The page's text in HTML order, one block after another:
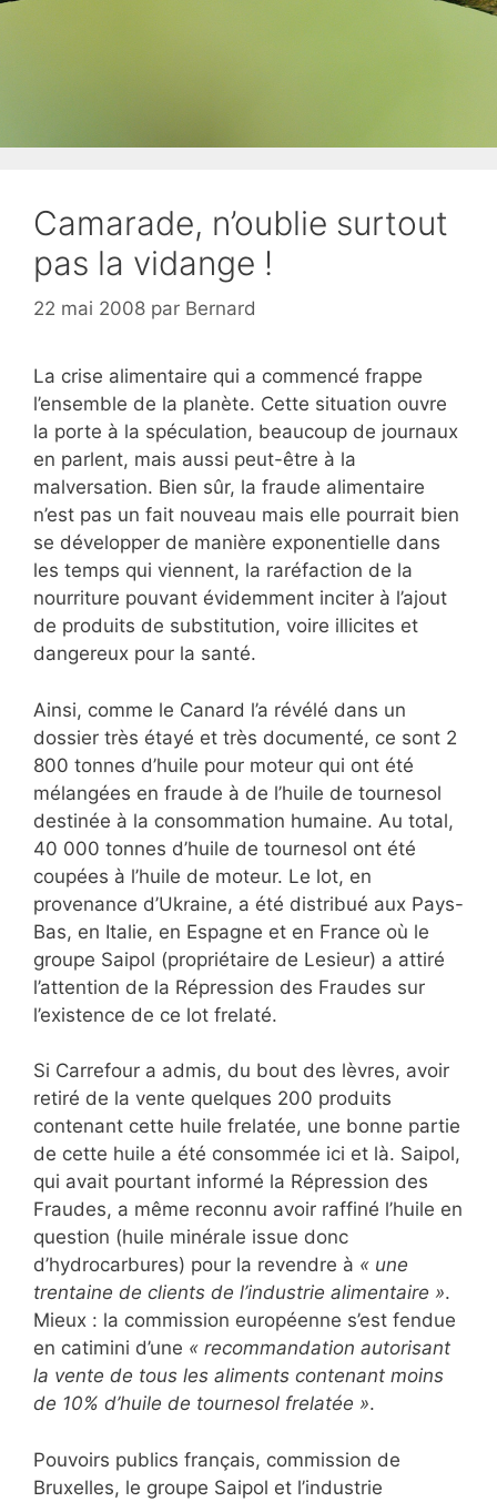
Camarade, n’oublie surtout
pas la vidange !
22 mai 2008 par Bernard
La crise alimentaire qui a commencé frappe
l’ensemble de la planète. Cette situation ouvre
la porte à la spéculation, beaucoup de journaux
en parlent, mais aussi peut-être à la
malversation. Bien sûr, la fraude alimentaire
n’est pas un fait nouveau mais elle pourrait bien
se développer de manière exponentielle dans
les temps qui viennent, la raréfaction de la
nourriture pouvant évidemment inciter à l’ajout
de produits de substitution, voire illicites et
dangereux pour la santé.
Ainsi, comme le Canard l’a révélé dans un
dossier très étayé et très documenté, ce sont 2
800 tonnes d’huile pour moteur qui ont été
mélangées en fraude à de l’huile de tournesol
destinée à la consommation humaine. Au total,
40 000 tonnes d’huile de tournesol ont été
coupées à l’huile de moteur. Le lot, en
provenance d’Ukraine, a été distribué aux Pays-
Bas, en Italie, en Espagne et en France où le
groupe Saipol (propriétaire de Lesieur) a attiré
l’attention de la Répression des Fraudes sur
l’existence de ce lot frelaté.
Si Carrefour a admis, du bout des lèvres, avoir
retiré de la vente quelques 200 produits
contenant cette huile frelatée, une bonne partie
de cette huile a été consommée ici et là. Saipol,
qui avait pourtant informé la Répression des
Fraudes, a même reconnu avoir raffiné l’huile en
question (huile minérale issue donc
d’hydrocarbures) pour la revendre à « une
trentaine de clients de l’industrie alimentaire ».
Mieux : la commission européenne s’est fendue
en catimini d’une « recommandation autorisant
la vente de tous les aliments contenant moins
de 10% d’huile de tournesol frelatée ».
Pouvoirs publics français, commission de
Bruxelles, le groupe Saipol et l’industrie